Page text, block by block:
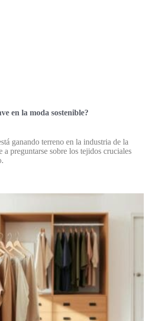
en la moda sostenible?
ganando terreno en la industria de la
a preguntarse sobre los tejidos cruciales